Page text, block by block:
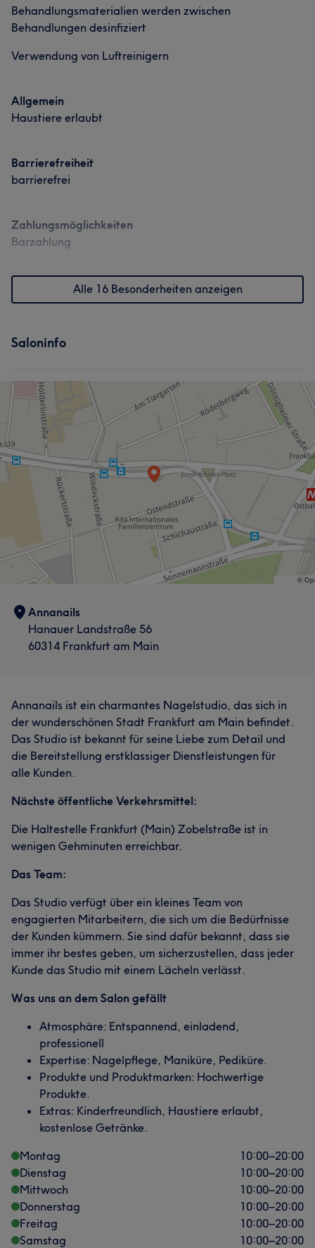
Portfolio
Behandlungsmaterialien werden zwischen
Behandlungen desinfiziert
Verwendung von Luftreinigern
Allgemein
Haustiere erlaubt
Barrierefreiheit
barrierefrei
Zahlungsmöglichkeiten
Barzahlung
Alle 16 Besonderheiten anzeigen
Saloninfo
Annanails
Hanauer Landstraße 56
60314 Frankfurt am Main
Annanails ist ein charmantes Nagelstudio, das sich in
der wunderschönen Stadt Frankfurt am Main befindet.
Das Studio ist bekannt für seine Liebe zum Detail und
die Bereitstellung erstklassiger Dienstleistungen für
alle Kunden.
Nächste öffentliche Verkehrsmittel:
Die Haltestelle Frankfurt (Main) Zobelstraße ist in
wenigen Gehminuten erreichbar.
Das Team:
Das Studio verfügt über ein kleines Team von
engagierten Mitarbeitern, die sich um die Bedürfnisse
der Kunden kümmern. Sie sind dafür bekannt, dass sie
immer ihr bestes geben, um sicherzustellen, dass jeder
Kunde das Studio mit einem Lächeln verlässt.
Was uns an dem Salon gefällt
Atmosphäre: Entspannend, einladend,
professionell
Expertise: Nagelpflege, Maniküre, Pediküre.
Produkte und Produktmarken: Hochwertige
Produkte.
Extras: Kinderfreundlich, Haustiere erlaubt,
kostenlose Getränke.
Montag
10:00–20:00
Dienstag
10:00–20:00
Mittwoch
10:00–20:00
Donnerstag
10:00–20:00
Freitag
10:00–20:00
Samstag
10:00–20:00